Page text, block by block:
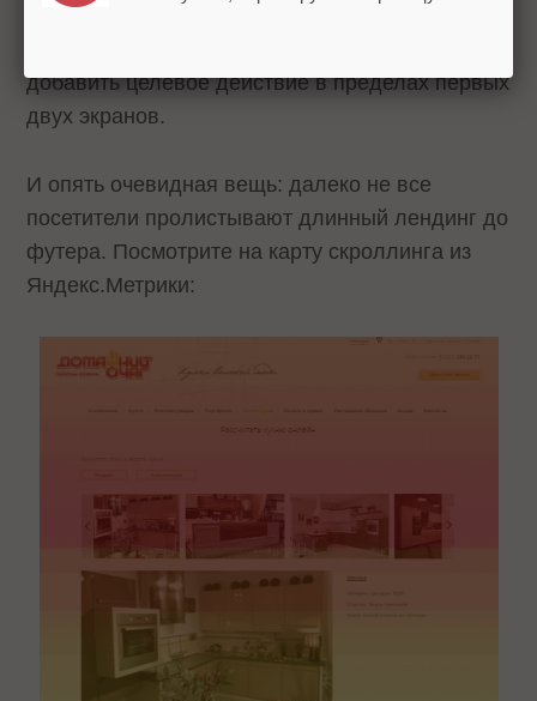
добавить целевое действие в пределах первых
двух экранов.
И опять очевидная вещь: далеко не все
посетители пролистывают длинный лендинг до
футера. Посмотрите на карту скроллинга из
Яндекс.Метрики: